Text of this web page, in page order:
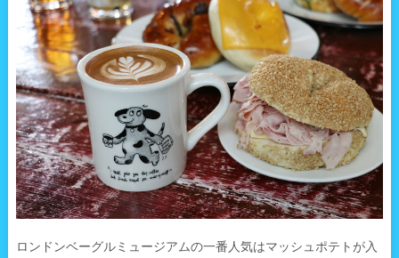
ロンドンベーグルミュージアムの一番人気はマッシュポテトが入